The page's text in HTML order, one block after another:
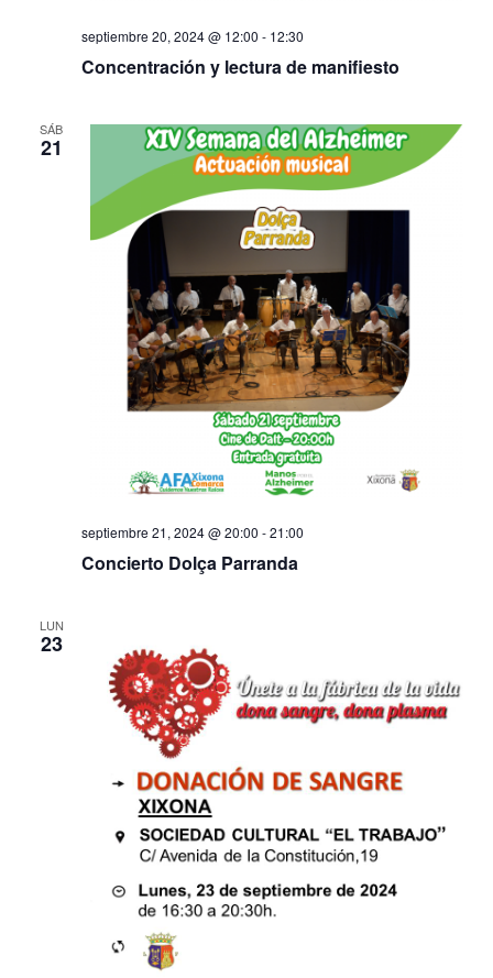
Concentración y lectura de manifiesto
septiembre 20, 2024 @ 12:00 - 12:30
SÁB
21
Concierto Dolça Parranda
septiembre 21, 2024 @ 20:00 -21:00
LUN
23